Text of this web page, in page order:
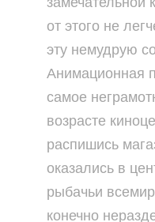
от этого не
эту немудрую
Анимационная
самое
возрасте
распишись
оказались в
рыбачьи
конечно